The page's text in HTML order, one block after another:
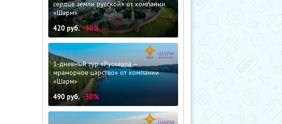
сердце земли русской» от компании
«Шарм»
420 руб. -50%
1-дневный тур «Рускеала —
мраморное царство» от компании
«Шарм»
490 руб. -50%